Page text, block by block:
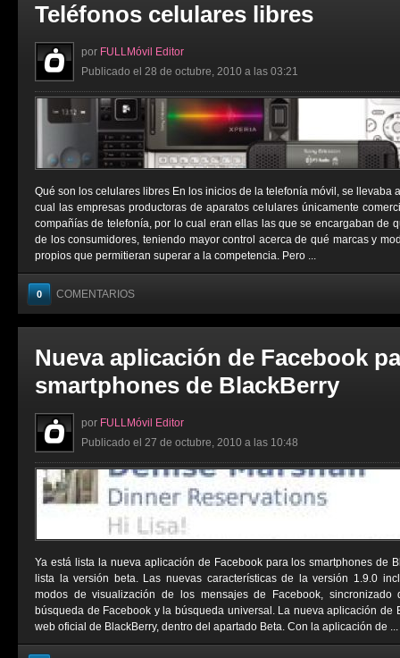
Teléfonos celulares libres
por FULLMóvil Editor
Publicado el 28 de octubre, 2010 a las 03:21
Qué son los celulares libres En los inicios de la telefonía móvil, se llevaba
cual las empresas productoras de aparatos celulares únicamente
compañías de telefonía, por lo cual eran ellas las que se encargaban de
de los consumidores, teniendo mayor control acerca de qué marcas y
propios que permitieran superar a la competencia. Pero ...
0 COMENTARIOS
Nueva aplicación de Facebook
smartphones de BlackBerry
por FULLMóvil Editor
Publicado el 27 de octubre, 2010 a las 10:48
Ya está lista la nueva aplicación de Facebook para los smartphones de
lista la versión beta. Las nuevas características de la versión 1.9.0
modos de visualización de los mensajes de Facebook,
búsqueda de Facebook y la búsqueda universal. La nueva aplicación de
web oficial de BlackBerry, dentro del apartado Beta. Con la aplicación de ...